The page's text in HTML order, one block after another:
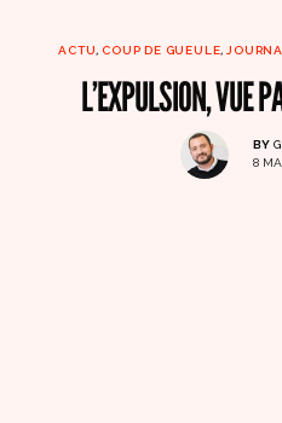
ACTU, COUP DE GUEULE,
L’EXPULSION, VUE
BY
8